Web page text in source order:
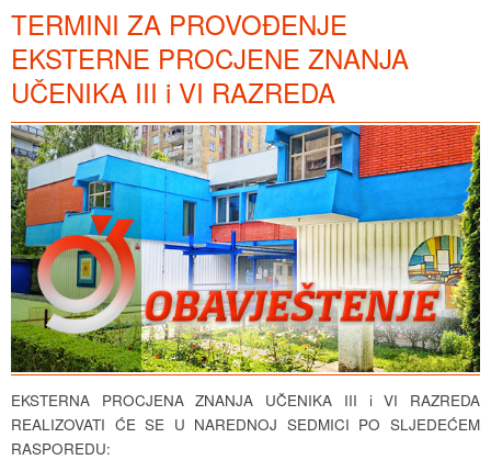
TERMINI ZA PROVOĐENJE
EKSTERNE PROCJENE ZNANJA
UČENIKA III i VI RAZREDA
EKSTERNA PROCJENA ZNANJA UČENIKA III i VI RAZREDA
REALIZOVATI ĆE SE U NAREDNOJ SEDMICI PO SLJEDEĆEM
RASPOREDU: